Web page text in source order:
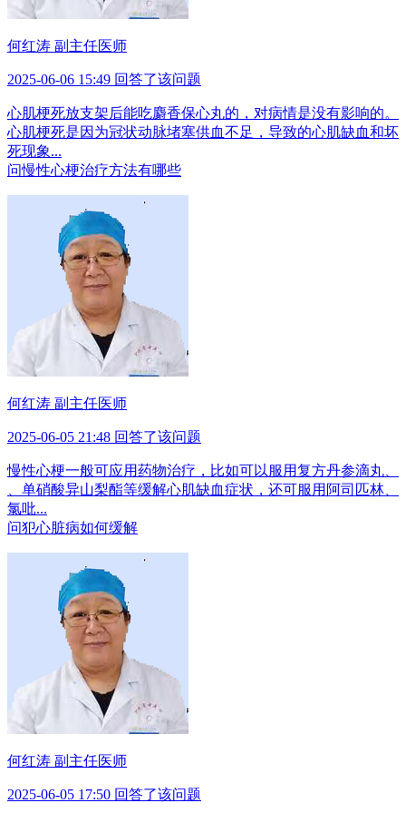
何红涛 副主任医师
2025-06-06 15:49 回答了该问题
心肌梗死放支架后能吃麝香保心丸的，对病情是没有影响的。
心肌梗死是因为冠状动脉堵塞供血不足，导致的心肌缺血和坏
死现象...
问慢性心梗治疗方法有哪些
何红涛 副主任医师
2025-06-05 21:48 回答了该问题
慢性心梗一般可应用药物治疗，比如可以服用复方丹参滴丸、
、单硝酸异山梨酯等缓解心肌缺血症状，还可服用阿司匹林、
氯吡...
问犯心脏病如何缓解
何红涛 副主任医师
2025-06-05 17:50 回答了该问题